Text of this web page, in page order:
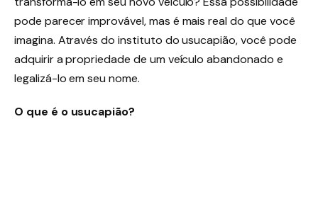
pode parecer improvável, mas é mais real do que você
imagina. Através do instituto do usucapião, você pode
adquirir a propriedade de um veículo abandonado e
legalizá-lo em seu nome.
O que é o usucapião?